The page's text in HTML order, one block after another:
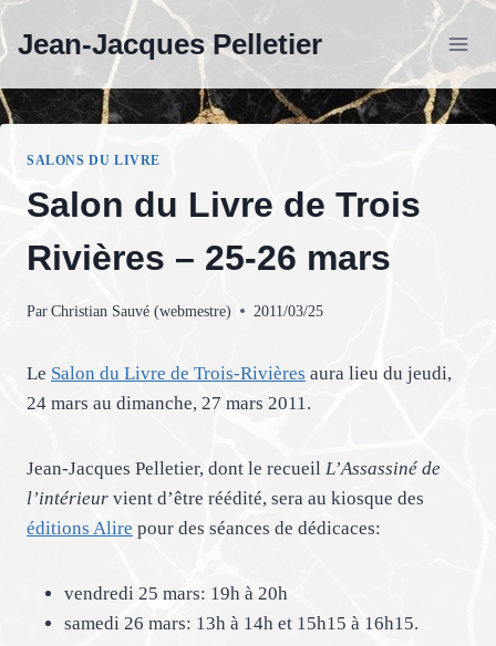
Aller
au Jean-Jacques Pelletier
SALONS DU LIVRE
Salon du Livre de Trois
Rivières – 25-26 mars
Par Christian Sauvé (webmestre) 2011/03/25
Le Salon du Livre de Trois-Rivières aura lieu du jeudi,
24 mars au dimanche, 27 mars 2011.
Jean-Jacques Pelletier, dont le recueil L’Assassiné de
l’intérieur vient d’être réédité, sera au kiosque des
éditions Alire pour des séances de dédicaces:
vendredi 25 mars: 19h à 20h
samedi 26 mars: 13h à 14h et 15h15 à 16h15.